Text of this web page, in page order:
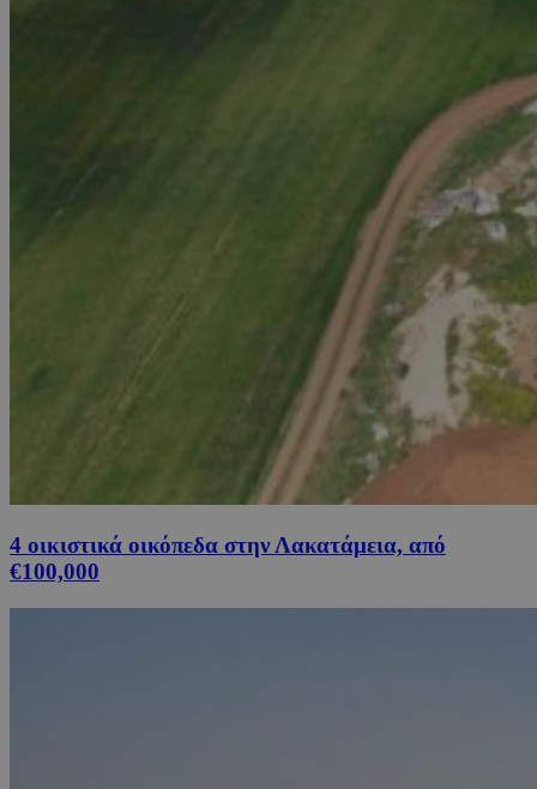
4 οικιστικά οικόπεδα στην Λακατάμεια, από
€100,000